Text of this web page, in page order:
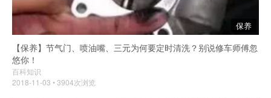
保养
【保养】节气门、喷油嘴、三元为何要定时清洗？别说修车师傅忽
悠你！
百科知识
2018-11-03 • 3904次浏览